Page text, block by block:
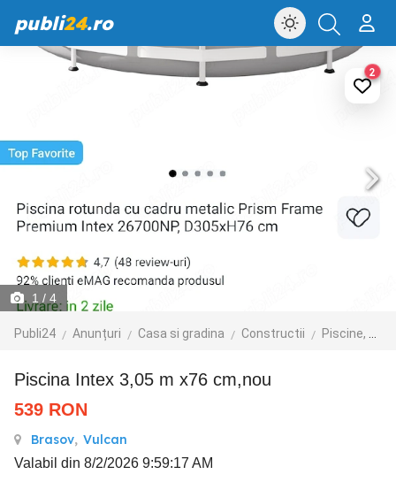
publi24.ro
1 / 4
Publi24 Anunțuri Casa si gradina Constructii Piscine, saune si solarii
2
piscina Intex 3,05 m x76 cm,nou
539 RON
Brasov, Vulcan
Valabil din 8/2/2026 9:59:17 AM